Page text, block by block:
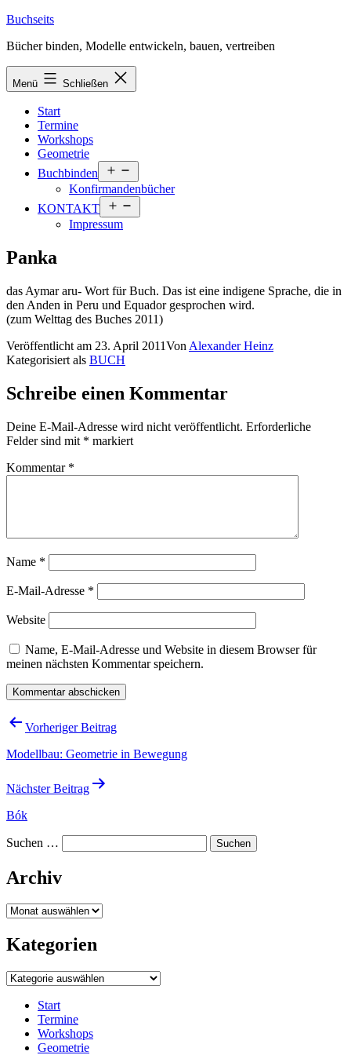
Zum
springen
Buchseits
Bücher binden, Modelle entwickeln, bauen, vertreiben
Menü Schließen
Start
Termine
Workshops
Geometrie
Buchbinden
öffnen
Konfirmandenbücher
KONTAKT
öffnen
Impressum
Panka
das Aymar aru- Wort für Buch. Das ist eine indigene Sprache, die in
den Anden in Peru und Equador gesprochen wird.
(zum Welttag des Buches 2011)
Veröffentlicht am 23. April 2011Von Alexander Heinz
Kategorisiert als BUCH
Schreibe einen Kommentar
Deine E-Mail-Adresse wird nicht veröffentlicht. Erforderliche
Felder sind mit * markiert
Kommentar *
Name *
E-Mail-Adresse *
Website
Name, E-Mail-Adresse und Website in diesem Browser für
meinen nächsten Kommentar speichern.
Beitragsnavigation
Vorheriger Beitrag
Modellbau: Geometrie in Bewegung
Nächster Beitrag
Bók
Suchen …
Archiv
Archiv
Kategorien
Kategorien
Start
Termine
Workshops
Geometrie